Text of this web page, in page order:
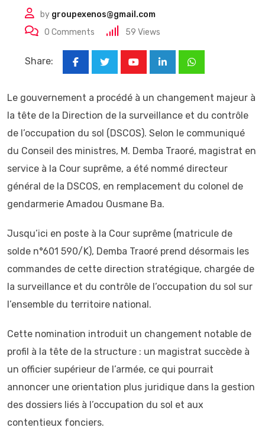
by groupexenos@gmail.com
0 Comments 59 Views
Share:
LinkedInWhatsapp
Le gouvernement a procédé à un changement majeur à
la tête de la Direction de la surveillance et du contrôle
de l’occupation du sol (DSCOS). Selon le communiqué
du Conseil des ministres, M. Demba Traoré, magistrat en
service à la Cour suprême, a été nommé directeur
général de la DSCOS, en remplacement du colonel de
gendarmerie Amadou Ousmane Ba.
Jusqu’ici en poste à la Cour suprême (matricule de
solde n°601 590/K), Demba Traoré prend désormais les
commandes de cette direction stratégique, chargée de
la surveillance et du contrôle de l’occupation du sol sur
l’ensemble du territoire national.
Cette nomination introduit un changement notable de
profil à la tête de la structure : un magistrat succède à
un officier supérieur de l’armée, ce qui pourrait
annoncer une orientation plus juridique dans la gestion
des dossiers liés à l’occupation du sol et aux
contentieux fonciers.